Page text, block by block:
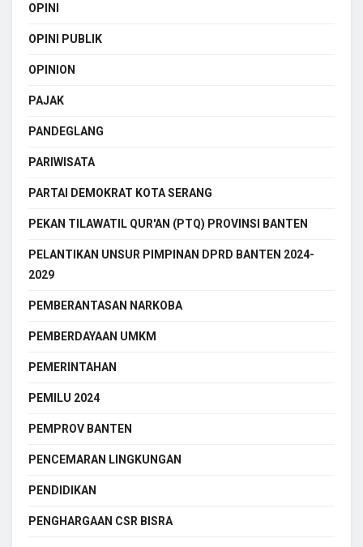
OPINI
OPINI PUBLIK
OPINION
PAJAK
PANDEGLANG
PARIWISATA
PARTAI DEMOKRAT KOTA SERANG
PEKAN TILAWATIL QUR'AN (PTQ) PROVINSI BANTEN
PELANTIKAN UNSUR PIMPINAN DPRD BANTEN 2024-
2029
PEMBERANTASAN NARKOBA
PEMBERDAYAAN UMKM
PEMERINTAHAN
PEMILU 2024
PEMPROV BANTEN
PENCEMARAN LINGKUNGAN
PENDIDIKAN
PENGHARGAAN CSR BISRA